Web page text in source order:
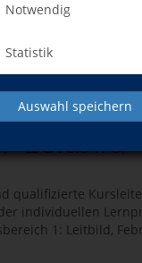
Notwendig
Statistik
Auswahl speichern
Leitbild
qualifizierte
individuellen
1: Leitbild,